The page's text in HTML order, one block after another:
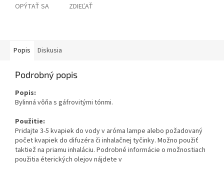
OPÝTAŤ SA ZDIEĽAŤ
Popis Diskusia
Podrobný popis
Popis:
Bylinná vôňa s gáfrovitými tónmi.
Použitie:
Pridajte 3-5 kvapiek do vody v aróma lampe alebo požadovaný
počet kvapiek do difuzéra či inhalačnej tyčinky. Možno použiť
taktiež na priamu inhaláciu. Podrobné informácie o možnostiach
použitia éterických olejov nájdete v